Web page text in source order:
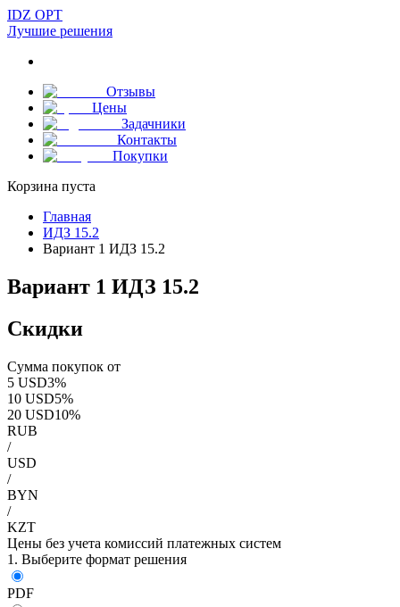
IDZ OPT
Лучшие решения
Отзывы
Цены
Задачники
Контакты
Покупки
Корзина пуста
Главная
ИДЗ 15.2
Вариант 1 ИДЗ 15.2
Вариант 1 ИДЗ 15.2
Скидки
Сумма покупок от
5 USD3%
10 USD5%
20 USD10%
RUB
/
USD
/
BYN
/
KZT
Цены без учета комиссий платежных систем
1. Выберите формат решения
PDF